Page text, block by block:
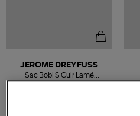
JEROME DREYFUSS
Sac Bobi S Cuir Lamé
Champagne